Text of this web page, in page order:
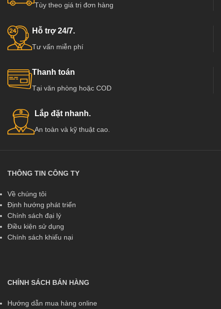
Tùy theo giá trị đơn hàng
Hỗ trợ 24/7.
Tư vấn miễn phí
Thanh toán
Tại văn phòng hoặc COD
Lắp đặt nhanh.
An toàn và kỹ thuật cao.
THÔNG TIN CÔNG TY
Về chúng tôi
Định hướng phát triển
Chính sách đại lý
Điều kiện sử dụng
Chính sách khiếu nại
CHÍNH SÁCH BÁN HÀNG
Hướng dẫn mua hàng online